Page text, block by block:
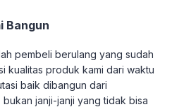
Bangun
pembeli berulang yang sudah
kualitas produk kami dari waktu
baik dibangun dari
janji-janji yang tidak bisa